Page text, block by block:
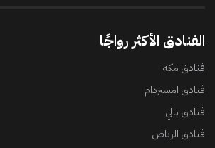
الفنادق الأكثر رواجًا
فنادق مكه
فنادق امستردام
فنادق بالي
فنادق الرياض